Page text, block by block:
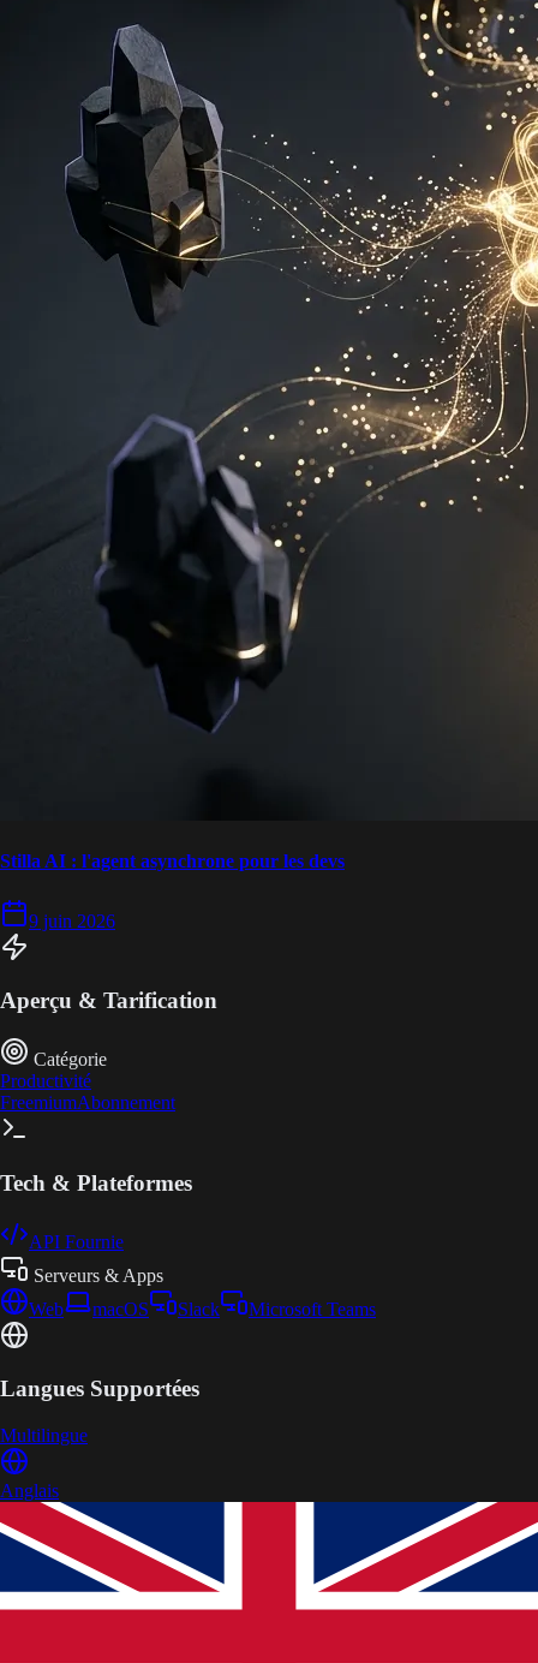
Stilla AI : l'agent asynchrone pour les devs
9 juin 2026
Aperçu & Tarification
Catégorie
Productivité
FreemiumAbonnement
Tech & Plateformes
API Fournie
Serveurs & Apps
Web
macOS Slack Microsoft Teams
Langues Supportées
Multilingue
Anglais